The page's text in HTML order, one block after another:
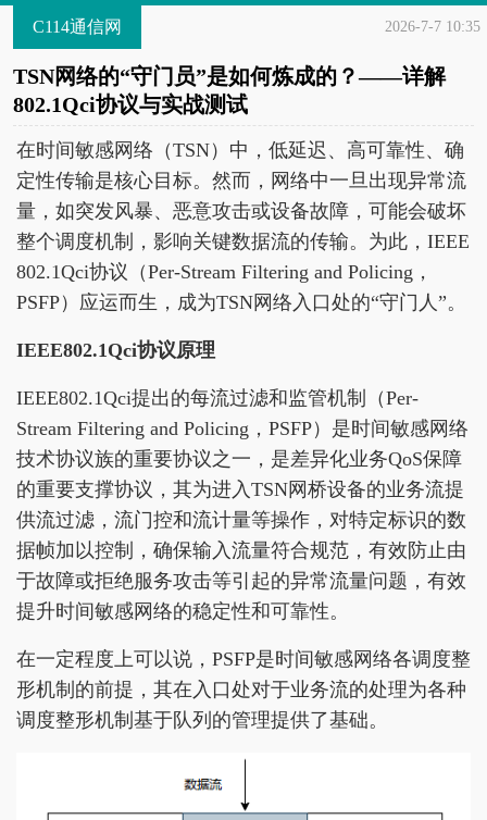
C114通信网 2026-7-7 10:35
TSN网络的“守门员”是如何炼成的？——详解
802.1Qci协议与实战测试
在时间敏感网络（TSN）中，低延迟、高可靠性、确
定性传输是核心目标。然而，网络中一旦出现异常流
量，如突发风暴、恶意攻击或设备故障，可能会破坏
整个调度机制，影响关键数据流的传输。为此，IEEE
802.1Qci协议（Per-Stream Filtering and Policing，
PSFP）应运而生，成为TSN网络入口处的“守门人”。
IEEE802.1Qci协议原理
IEEE802.1Qci提出的每流过滤和监管机制（Per-
Stream Filtering and Policing，PSFP）是时间敏感网络
技术协议族的重要协议之一，是差异化业务QoS保障
的重要支撑协议，其为进入TSN网桥设备的业务流提
供流过滤，流门控和流计量等操作，对特定标识的数
据帧加以控制，确保输入流量符合规范，有效防止由
于故障或拒绝服务攻击等引起的异常流量问题，有效
提升时间敏感网络的稳定性和可靠性。
在一定程度上可以说，PSFP是时间敏感网络各调度整
形机制的前提，其在入口处对于业务流的处理为各种
调度整形机制基于队列的管理提供了基础。